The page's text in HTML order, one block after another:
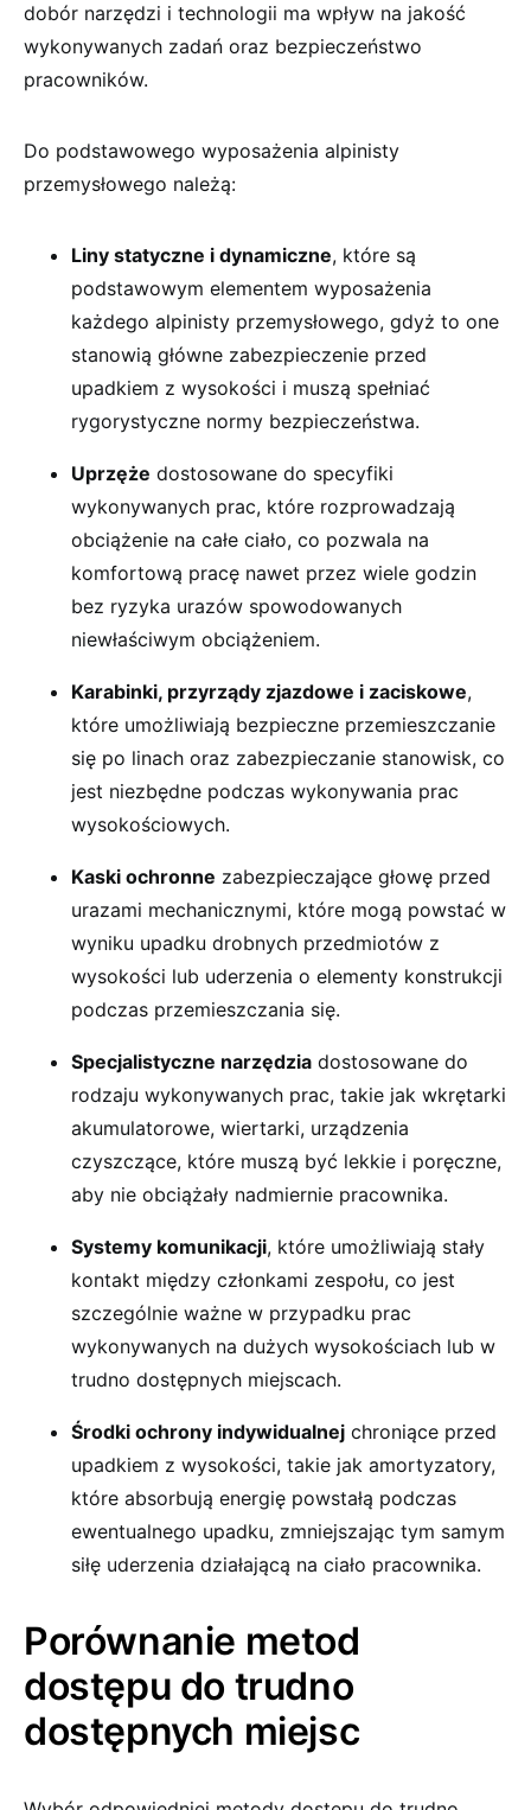
dobór narzędzi i technologii ma wpływ na jakość
wykonywanych zadań oraz bezpieczeństwo
pracowników.
Do podstawowego wyposażenia alpinisty
przemysłowego należą:
Liny statyczne i dynamiczne, które są
podstawowym elementem wyposażenia
każdego alpinisty przemysłowego, gdyż to one
stanowią główne zabezpieczenie przed
upadkiem z wysokości i muszą spełniać
rygorystyczne normy bezpieczeństwa.
Uprzęże dostosowane do specyfiki
wykonywanych prac, które rozprowadzają
obciążenie na całe ciało, co pozwala na
komfortową pracę nawet przez wiele godzin
bez ryzyka urazów spowodowanych
niewłaściwym obciążeniem.
Karabinki, przyrządy zjazdowe i zaciskowe,
które umożliwiają bezpieczne przemieszczanie
się po linach oraz zabezpieczanie stanowisk, co
jest niezbędne podczas wykonywania prac
wysokościowych.
Kaski ochronne zabezpieczające głowę przed
urazami mechanicznymi, które mogą powstać w
wyniku upadku drobnych przedmiotów z
wysokości lub uderzenia o elementy konstrukcji
podczas przemieszczania się.
Specjalistyczne narzędzia dostosowane do
rodzaju wykonywanych prac, takie jak wkrętarki
akumulatorowe, wiertarki, urządzenia
czyszczące, które muszą być lekkie i poręczne,
aby nie obciążały nadmiernie pracownika.
Systemy komunikacji, które umożliwiają stały
kontakt między członkami zespołu, co jest
szczególnie ważne w przypadku prac
wykonywanych na dużych wysokościach lub w
trudno dostępnych miejscach.
Środki ochrony indywidualnej chroniące przed
upadkiem z wysokości, takie jak amortyzatory,
które absorbują energię powstałą podczas
ewentualnego upadku, zmniejszając tym samym
siłę uderzenia działającą na ciało pracownika.
Porównanie metod
dostępu do trudno
dostępnych miejsc